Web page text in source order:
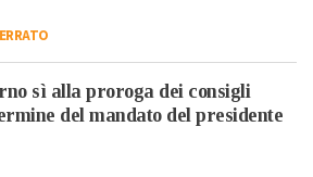
sì alla proroga dei consigli
del mandato del presidente